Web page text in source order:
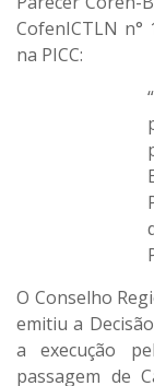
CofenICTLN n°
na PICC:
O Conselho
emitiu a
a execução
passagem de